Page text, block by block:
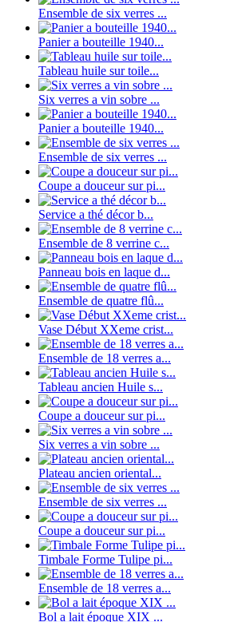
Ensemble de six verres ...
Panier a bouteille 1940...
Tableau huile sur toile...
Six verres a vin sobre ...
Panier a bouteille 1940...
Ensemble de six verres ...
Coupe a douceur sur pi...
Service a thé décor b...
Ensemble de 8 verrine c...
Panneau bois en laque d...
Ensemble de quatre flû...
Vase Début XXeme crist...
Ensemble de 18 verres a...
Tableau ancien Huile s...
Coupe a douceur sur pi...
Six verres a vin sobre ...
Plateau ancien oriental...
Ensemble de six verres ...
Coupe a douceur sur pi...
Timbale Forme Tulipe pi...
Ensemble de 18 verres a...
Bol a lait époque XIX ...